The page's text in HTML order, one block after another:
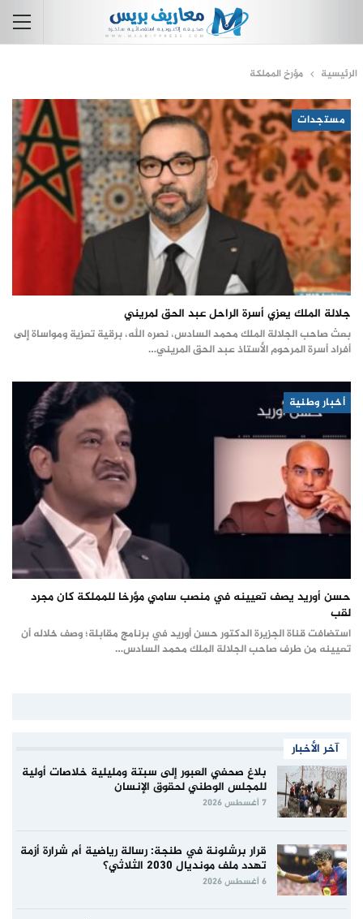
الرئيسية مؤرخ المملكة
مستجدات
جلالة الملك يعزي أسرة الراحل عبد الحق لمريني
بعث صاحب الجلالة الملك محمد السادس، نصره الله، برقية تعزية ومواساة إلى
أفراد أسرة المرحوم الأستاذ عبد الحق المريني…
أخبار وطنية
حسن أوريد يصف تعيينه في منصب سامي مؤرخا للمملكة كان مجرد
لقب
استضافت قناة الجزيرة الدكتور حسن أوريد في برنامج مقابلة؛ وصف خلاله أن
تعيينه من طرف صاحب الجلالة الملك محمد السادس…
آخر الأخبار
بلاغ صحفي العبور إلى سبتة ومليلية خلاصات أولية
للمجلس الوطني لحقوق الإنسان
7 أغسطس 2026
قرار برشلونة في طنجة: رسالة رياضية أم شرارة أزمة
تهدد ملف مونديال 2030 الثلاثي؟
6 أغسطس 2026